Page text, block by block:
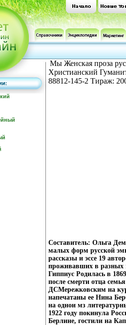
Мы Женская проза
Христианский
88812-145-2 Тираж:
Составитель: Ольга
малых форм русской
рассказы и эссе 19
проживавших в разных
Гиппиус Родилась в
после смерти отца
ДСМережковским на
напечатаны ее Нина
на однои мз
1922 году покинула
Берлине, гостили на